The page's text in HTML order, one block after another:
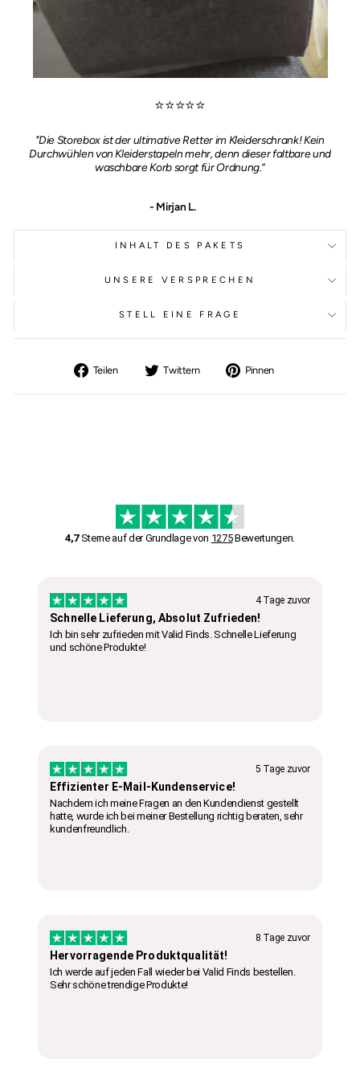
⭐⭐⭐⭐⭐
"Die Storebox ist der ultimative Retter im Kleiderschrank! Kein
Durchwühlen von Kleiderstapeln mehr, denn dieser faltbare und
waschbare Korb sorgt für Ordnung.“
- Mirjan L.
INHALT DES PAKETS
UNSERE VERSPRECHEN
STELL EINE FRAGE
Teilen
Auf
teilen
Twittern
Auf
twittern
Pinnen
pinnen
4,7Sterne auf der Grundlage von 1275Bewertungen.
4 Tage zuvor
Schnelle Lieferung, Absolut Zufrieden!
Ich bin sehr zufrieden mit Valid Finds. Schnelle Lieferung
und schöne Produkte!
5 Tage zuvor
Effizienter E-Mail-Kundenservice!
Nachdem ich meine Fragen an den Kundendienst gestellt
hatte, wurde ich bei meiner Bestellung richtig beraten, sehr
kundenfreundlich.
8 Tage zuvor
Hervorragende Produktqualität!
Ich werde auf jeden Fall wieder bei Valid Finds bestellen.
Sehr schöne trendige Produkte!